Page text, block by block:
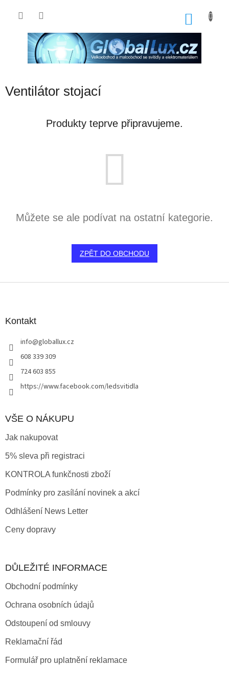
Ventilátor stojací
Produkty teprve připravujeme.
Můžete se ale podívat na ostatní kategorie.
ZPĚT DO OBCHODU
Kontakt
info@globallux.cz
608 339 309
724 603 855
https://www.facebook.com/ledsvitidla
VŠE O NÁKUPU
Jak nakupovat
5% sleva při registraci
KONTROLA funkčnosti zboží
Podmínky pro zasílání novinek a akcí
Odhlášení News Letter
Ceny dopravy
DŮLEŽITÉ INFORMACE
Obchodní podmínky
Ochrana osobních údajů
Odstoupení od smlouvy
Reklamační řád
Formulář pro uplatnění reklamace